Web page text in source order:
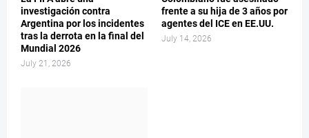
investigación contra
Argentina por los incidentes
tras la derrota en la final del
Mundial 2026
July 21, 2026
frente a su hija de 3 años por
agentes del ICE en EE.UU.
July 14, 2026